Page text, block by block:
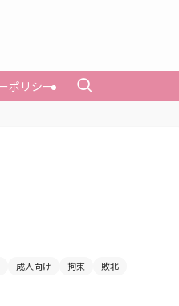
ポリシー
成人向け 拘束
敗北